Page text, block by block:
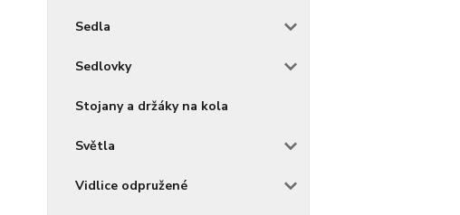
Sedla
Sedlovky
Stojany a držáky na kola
Světla
Vidlice odpružené